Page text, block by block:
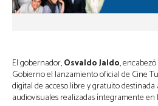
El gobernador,Osvaldo Jaldo,
Gobierno el lanzamiento oficial de Cine
digital de acceso libre y gratuito
audiovisuales realizadas íntegramente en